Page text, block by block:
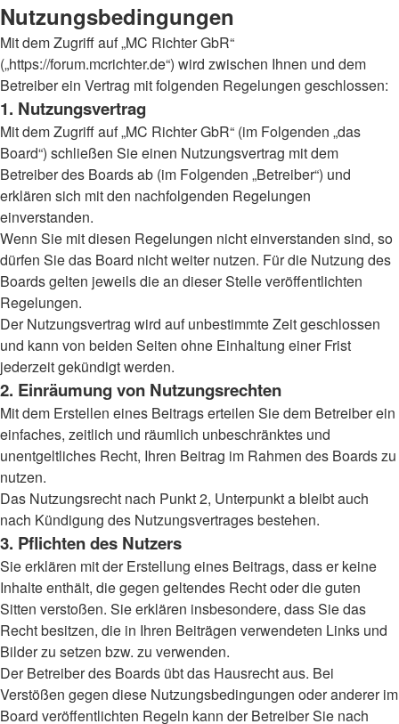
Nutzungsbedingungen
Mit dem Zugriff auf „MC Richter GbR“
(„https://forum.mcrichter.de“) wird zwischen Ihnen und dem
Betreiber ein Vertrag mit folgenden Regelungen geschlossen:
1. Nutzungsvertrag
Mit dem Zugriff auf „MC Richter GbR“ (im Folgenden „das
Board“) schließen Sie einen Nutzungsvertrag mit dem
Betreiber des Boards ab (im Folgenden „Betreiber“) und
erklären sich mit den nachfolgenden Regelungen
einverstanden.
Wenn Sie mit diesen Regelungen nicht einverstanden sind, so
dürfen Sie das Board nicht weiter nutzen. Für die Nutzung des
Boards gelten jeweils die an dieser Stelle veröffentlichten
Regelungen.
Der Nutzungsvertrag wird auf unbestimmte Zeit geschlossen
und kann von beiden Seiten ohne Einhaltung einer Frist
jederzeit gekündigt werden.
2. Einräumung von Nutzungsrechten
Mit dem Erstellen eines Beitrags erteilen Sie dem Betreiber ein
einfaches, zeitlich und räumlich unbeschränktes und
unentgeltliches Recht, Ihren Beitrag im Rahmen des Boards zu
nutzen.
Das Nutzungsrecht nach Punkt 2, Unterpunkt a bleibt auch
nach Kündigung des Nutzungsvertrages bestehen.
3. Pflichten des Nutzers
Sie erklären mit der Erstellung eines Beitrags, dass er keine
Inhalte enthält, die gegen geltendes Recht oder die guten
Sitten verstoßen. Sie erklären insbesondere, dass Sie das
Recht besitzen, die in Ihren Beiträgen verwendeten Links und
Bilder zu setzen bzw. zu verwenden.
Der Betreiber des Boards übt das Hausrecht aus. Bei
Verstößen gegen diese Nutzungsbedingungen oder anderer im
Board veröffentlichten Regeln kann der Betreiber Sie nach